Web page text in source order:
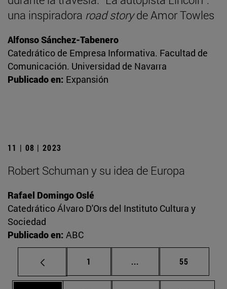
una inspiradora road storyde Amor Towles
Alfonso Sánchez-Tabenero
Catedrático de Empresa Informativa. Facultad de
Comunicación. Universidad de Navarra
Publicado en: Expansión
11 | 08 | 2023
Robert Schuman y su idea de Europa
Rafael Domingo Oslé
Catedrático Álvaro D'Ors del Instituto Cultura y
Sociedad
Publicado en: ABC
Página
1 ... Páginas intermedias
Página
55